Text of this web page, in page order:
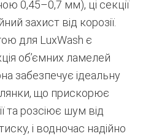
0,45–0,7 мм), ці секції
захист від корозії.
для LuxWash є
об’ємних ламелей
забезпечує ідеальну
що прискорює
та розсіює шум від
і водночас надійно